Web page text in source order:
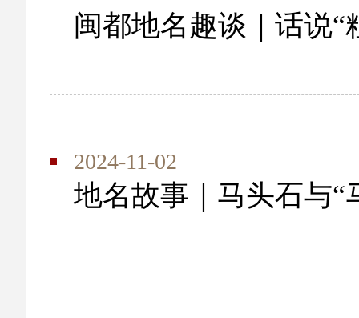
闽都地名趣谈｜话说“
2024-11-02
地名故事｜马头石与“